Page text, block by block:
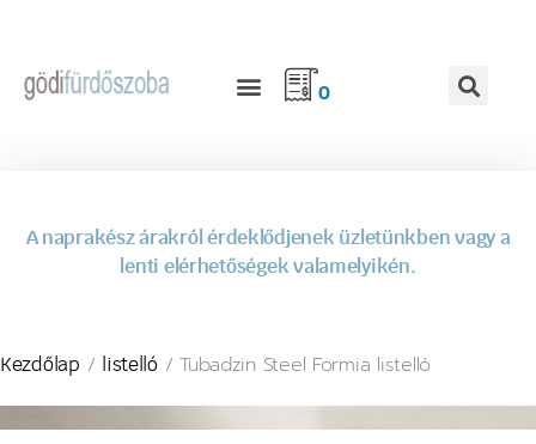
0
A naprakész árakról érdeklődjenek üzletünkben vagy a
lenti elérhetőségek valamelyikén.
Kezdőlap / listelló/ Tubadzin Steel Formia listelló